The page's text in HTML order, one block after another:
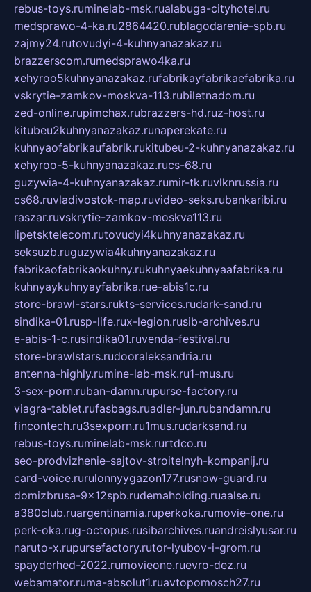
rebus-toys.ruminelab-msk.rualabuga-cityhotel.ru
medsprawo-4-ka.ru2864420.rublagodarenie-spb.ru
zajmy24.rutovudyi-4-kuhnyanazakaz.ru
brazzerscom.rumedsprawo4ka.ru
xehyroo5kuhnyanazakaz.rufabrikayfabrikaefabrika.ru
vskrytie-zamkov-moskva-113.rubiletnadom.ru
zed-online.rupimchax.rubrazzers-hd.ruz-host.ru
kitubeu2kuhnyanazakaz.runaperekate.ru
kuhnyaofabrikaufabrik.rukitubeu-2-kuhnyanazakaz.ru
xehyroo-5-kuhnyanazakaz.rucs-68.ru
guzywia-4-kuhnyanazakaz.rumir-tk.ruvlknrussia.ru
cs68.ruvladivostok-map.ruvideo-seks.rubankaribi.ru
raszar.ruvskrytie-zamkov-moskva113.ru
lipetsktelecom.rutovudyi4kuhnyanazakaz.ru
seksuzb.ruguzywia4kuhnyanazakaz.ru
fabrikaofabrikaokuhny.rukuhnyaekuhnyaafabrika.ru
kuhnyaykuhnyayfabrika.rue-abis1c.ru
store-brawl-stars.rukts-services.rudark-sand.ru
sindika-01.rusp-life.rux-legion.rusib-archives.ru
e-abis-1-c.rusindika01.ruvenda-festival.ru
store-brawlstars.rudooraleksandria.ru
antenna-highly.rumine-lab-msk.ru1-mus.ru
3-sex-porn.ruban-damn.rupurse-factory.ru
viagra-tablet.rufasbags.ruadler-jun.rubandamn.ru
fincontech.ru3sexporn.ru1mus.rudarksand.ru
rebus-toys.ruminelab-msk.rurtdco.ru
seo-prodvizhenie-sajtov-stroitelnyh-kompanij.ru
card-voice.rurulonnyygazon177.rusnow-guard.ru
domizbrusa-9x12spb.rudemaholding.ruaalse.ru
a380club.ruargentinamia.ruperkoka.rumovie-one.ru
perk-oka.rug-octopus.rusibarchives.ruandreislyusar.ru
naruto-x.rupursefactory.rutor-lyubov-i-grom.ru
spayderhed-2022.rumovieone.ruevro-dez.ru
webamator.ruma-absolut1.ruavtopomosch27.ru